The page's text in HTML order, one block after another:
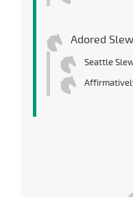
Adored Slew
Seattle